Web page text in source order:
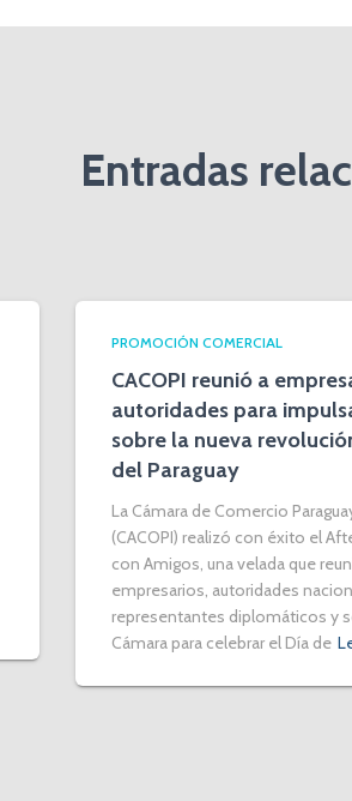
Entradas
PROMOCIÓN COMERCIAL
CACOPI reunió a
autoridades para
sobre la nueva
del Paraguay
La Cámara de Comercio
(CACOPI) realizó con éxito el
con Amigos, una velada que
empresarios, autoridades
representantes diplomáticos y
Cámara para celebrar el Día de